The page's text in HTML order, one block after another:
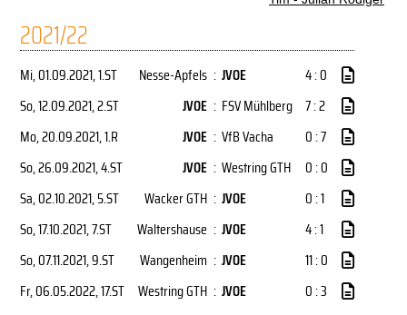
2021/22
Mi, 01.09.2021, 1.ST Nesse-Apfels : JVOE
4 : 0
So, 12.09.2021, 2.ST JVOE : FSV Mühlberg 7 : 2
Mo, 20.09.2021, 1.R JVOE : VfB Vacha
0 : 7
So, 26.09.2021, 4.ST JVOE : Westring GTH
0 : 0
Sa, 02.10.2021, 5.ST Wacker GTH : JVOE
0 : 1
So, 17.10.2021, 7.ST Waltershause : JVOE
4 : 1
So, 07.11.2021, 9.ST Wangenheim : JVOE
11 : 0
Fr, 06.05.2022, 17.ST Westring GTH : JVOE 0 : 3